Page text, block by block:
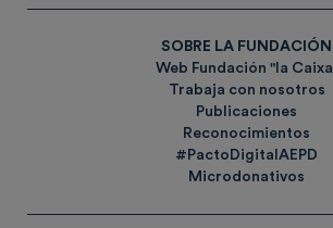
SOBRE LA FUNDACIÓN
Web Fundación "la
Trabaja con nosotros
Publicaciones
Reconocimientos
#PactoDigitalAEPD
Microdonativos